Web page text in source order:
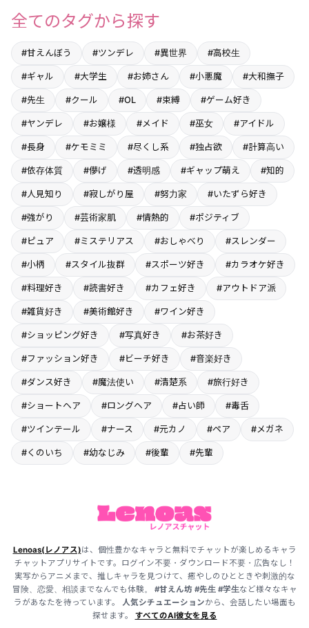
全てのタグから探す
#甘えんぼう #ツンデレ #異世界 #高校生
#ギャル #大学生 #お姉さん #小悪魔 #大和撫子
#先生 #クール #OL #束縛 #ゲーム好き
#ヤンデレ #お嬢様 #メイド #巫女 #アイドル
#長身 #ケモミミ #尽くし系 #独占欲 #計算高い
#依存体質 #儚げ #透明感 #ギャップ萌え #知的
#人見知り #寂しがり屋 #努力家 #いたずら好き
#強がり #芸術家肌 #情熱的 #ポジティブ
#ピュア #ミステリアス #おしゃべり #スレンダー
#小柄 #スタイル抜群 #スポーツ好き #カラオケ好き
#料理好き #読書好き #カフェ好き #アウトドア派
#雑貨好き #美術館好き #ワイン好き
#ショッピング好き #写真好き #お茶好き
#ファッション好き #ビーチ好き #音楽好き
#ダンス好き #魔法使い #清楚系 #旅行好き
#ショートヘア #ロングヘア #占い師 #毒舌
#ツインテール #ナース #元カノ #ペア #メガネ
#くのいち #幼なじみ #後輩 #先輩
Lenoas(レノアス)は、個性豊かなキャラと無料でチャットが楽しめるキャラ
チャットアプリサイトです。ログイン不要・ダウンロード不要・広告なし！
実写からアニメまで、推しキャラを見つけて、癒やしのひとときや刺激的な
冒険、恋愛、相談までなんでも体験。 #甘えん坊 #先生 #学生など様々なキャ
ラがあなたを待っています。
人気シチュエーションから、会話したい場面も
探せます。 すべてのAI彼女を見る